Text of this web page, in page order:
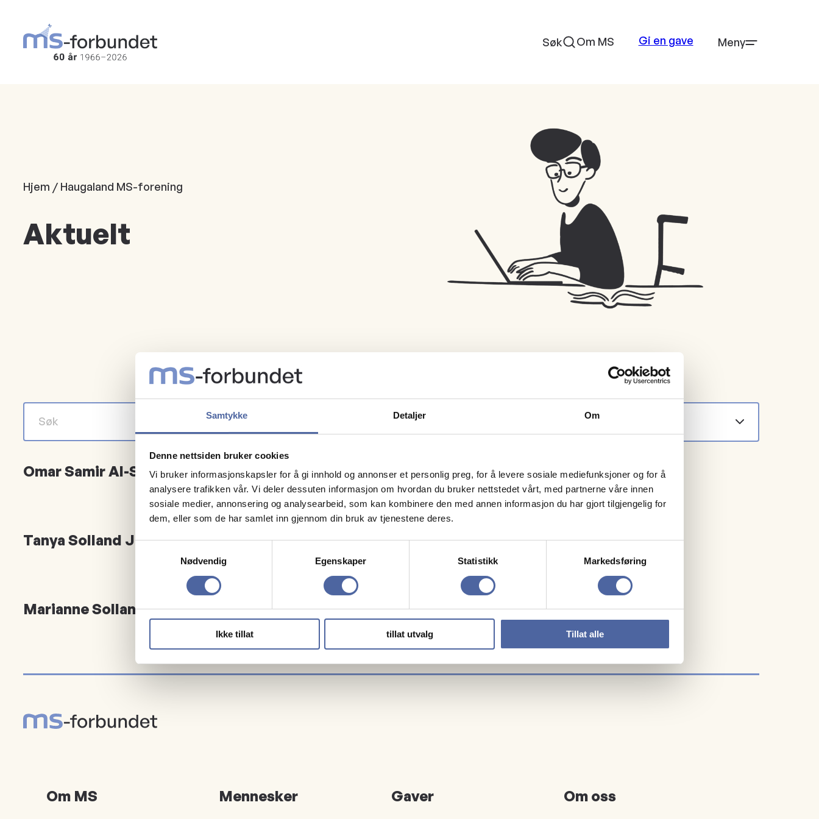
Samtykke Detaljer Om
Denne nettsiden bruker cookies
Vi bruker informasjonskapsler for å gi innhold og annonser et personlig preg, for å levere sosiale mediefunksjoner og for å
analysere trafikken vår. Vi deler dessuten informasjon om hvordan du bruker nettstedet vårt, med partnerne våre innen
sosiale medier, annonsering og analysearbeid, som kan kombinere den med annen informasjon du har gjort tilgjengelig for
dem, eller som de har samlet inn gjennom din bruk av tjenestene deres.
Nødvendig
Egenskaper Statistikk Markedsføring
Ikke tillat tillat utvalg Tillat alle
hovedinnhold
Søk Om MS Gi en gave Meny
Hjem / Haugaland MS-forening
Aktuelt
Omar Samir Al-Sharif Ghomari Stig Morten Pedersen Linn Baug
Tanya Solland Johnsen Inger Lise Postvoll Styve Tove Elise Paulsen
Marianne Solland Johnsen Grete Erland Yrke
Om MS Mennesker Gaver Om oss